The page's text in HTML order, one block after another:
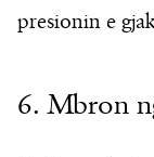
presionin e
6. Mbron